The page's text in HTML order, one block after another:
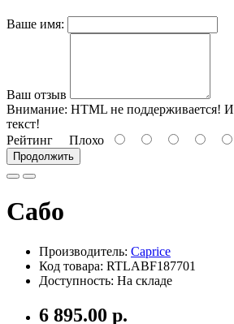
Ваше имя:
Ваш отзыв
Внимание: HTML не поддерживается!
текст!
Рейтинг Плохо
Продолжить
Сабо
Производитель: Caprice
Код товара: RTLABF187701
Доступность: На складе
6 895.00 р.